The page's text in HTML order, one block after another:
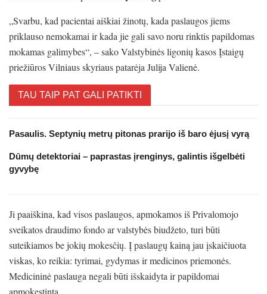
„Svarbu, kad pacientai aiškiai žinotų, kada paslaugos jiems
priklauso nemokamai ir kada jie gali savo noru rinktis papildomas
mokamas galimybes“, – sako Valstybinės ligonių kasos Įstaigų
priežiūros Vilniaus skyriaus patarėja Julija Valienė.
TAU TAIP PAT GALI PATIKTI
Pasaulis. Septynių metrų pitonas prarijo iš baro ėjusį vyrą
Dūmų detektoriai – paprastas įrenginys, galintis išgelbėti
gyvybę
Ji paaiškina, kad visos paslaugos, apmokamos iš Privalomojo
sveikatos draudimo fondo ar valstybės biudžeto, turi būti
suteikiamos be jokių mokesčių. Į paslaugų kainą jau įskaičiuota
viskas, ko reikia: tyrimai, gydymas ir medicinos priemonės.
Medicininė paslauga negali būti išskaidyta ir papildomai
apmokestinta.